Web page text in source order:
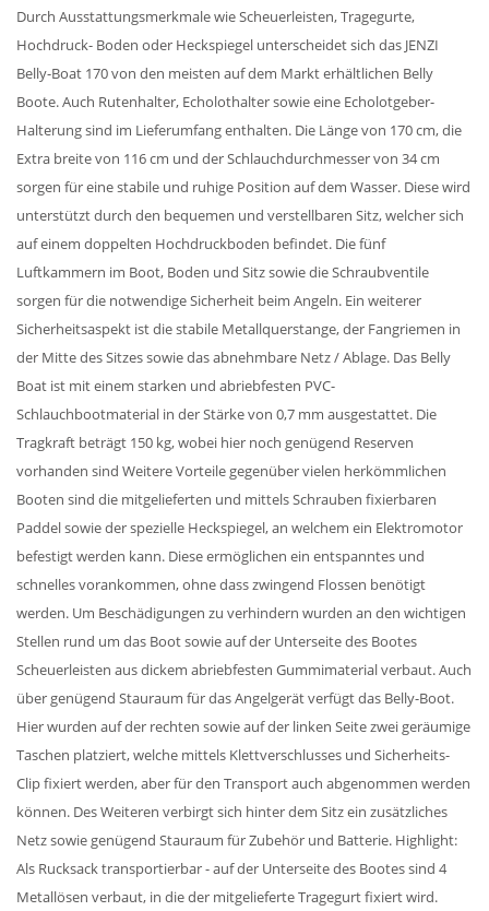
Durch Ausstattungsmerkmale wie Scheuerleisten, Tragegurte,
Hochdruck- Boden oder Heckspiegel unterscheidet sich das JENZI
Belly-Boat 170 von den meisten auf dem Markt erhältlichen Belly
Boote. Auch Rutenhalter, Echolothalter sowie eine Echolotgeber-
Halterung sind im Lieferumfang enthalten. Die Länge von 170 cm, die
Extra breite von 116 cm und der Schlauchdurchmesser von 34 cm
sorgen für eine stabile und ruhige Position auf dem Wasser. Diese wird
unterstützt durch den bequemen und verstellbaren Sitz, welcher sich
auf einem doppelten Hochdruckboden befindet. Die fünf
Luftkammern im Boot, Boden und Sitz sowie die Schraubventile
sorgen für die notwendige Sicherheit beim Angeln. Ein weiterer
Sicherheitsaspekt ist die stabile Metallquerstange, der Fangriemen in
der Mitte des Sitzes sowie das abnehmbare Netz / Ablage. Das Belly
Boat ist mit einem starken und abriebfesten PVC-
Schlauchbootmaterial in der Stärke von 0,7 mm ausgestattet. Die
Tragkraft beträgt 150 kg, wobei hier noch genügend Reserven
vorhanden sind Weitere Vorteile gegenüber vielen herkömmlichen
Booten sind die mitgelieferten und mittels Schrauben fixierbaren
Paddel sowie der spezielle Heckspiegel, an welchem ein Elektromotor
befestigt werden kann. Diese ermöglichen ein entspanntes und
schnelles vorankommen, ohne dass zwingend Flossen benötigt
werden. Um Beschädigungen zu verhindern wurden an den wichtigen
Stellen rund um das Boot sowie auf der Unterseite des Bootes
Scheuerleisten aus dickem abriebfesten Gummimaterial verbaut. Auch
über genügend Stauraum für das Angelgerät verfügt das Belly-Boot.
Hier wurden auf der rechten sowie auf der linken Seite zwei geräumige
Taschen platziert, welche mittels Klettverschlusses und Sicherheits-
Clip fixiert werden, aber für den Transport auch abgenommen werden
können. Des Weiteren verbirgt sich hinter dem Sitz ein zusätzliches
Netz sowie genügend Stauraum für Zubehör und Batterie. Highlight:
Als Rucksack transportierbar - auf der Unterseite des Bootes sind 4
Metallösen verbaut, in die der mitgelieferte Tragegurt fixiert wird.